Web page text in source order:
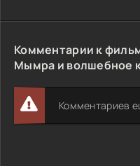
Комментарии к
Мымра и волшебное
Комментариев